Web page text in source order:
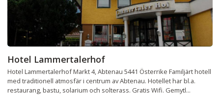
Hotel Lammertalerhof
Hotel Lammertalerhof Markt 4, Abtenau 5441 Österrike Familjärt hotell
med traditionell atmosfär i centrum av Abtenau. Hotellet har bl.a.
restaurang, bastu, solarium och solterass. Gratis Wifi. Gemytl...